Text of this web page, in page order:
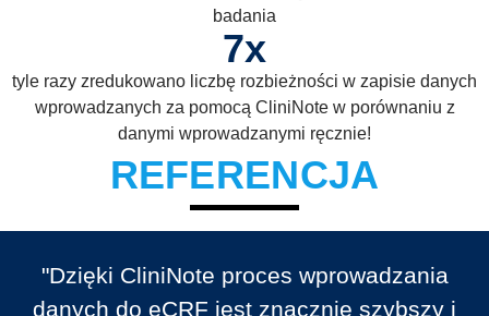
badania
7x
tyle razy zredukowano liczbę rozbieżności w zapisie danych
wprowadzanych za pomocą CliniNote w porównaniu z
danymi wprowadzanymi ręcznie!
REFERENCJA
"Dzięki CliniNote proces wprowadzania
danych do eCRF jest znacznie szybszy i